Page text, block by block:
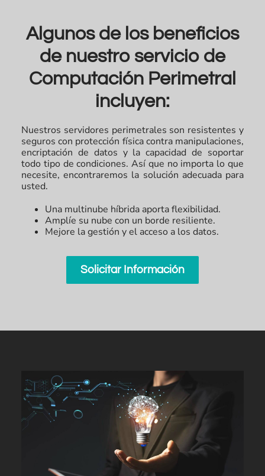
Algunos de los beneficios
de nuestro servicio de
Computación Perimetral
incluyen:
Nuestros servidores perimetrales son resistentes y
seguros con protección física contra manipulaciones,
encriptación de datos y la capacidad de soportar
todo tipo de condiciones. Así que no importa lo que
necesite, encontraremos la solución adecuada para
usted.
Una multinube híbrida aporta flexibilidad.
Amplíe su nube con un borde resiliente.
Mejore la gestión y el acceso a los datos.
Solicitar Información